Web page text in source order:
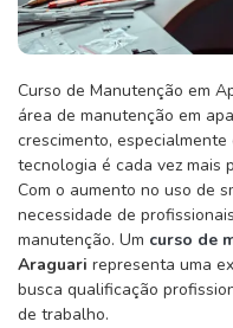
Curso de Manutenção em
área de manutenção em
crescimento,
tecnologia é cada vez mais
Com o aumento no uso de
necessidade de
manutenção. Um curso de
Araguari representa uma
busca qualificação
de trabalho.